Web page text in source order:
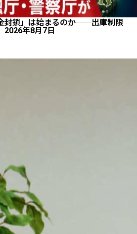
封鎖」は始まるのか──出庫制限
2026年8月7日